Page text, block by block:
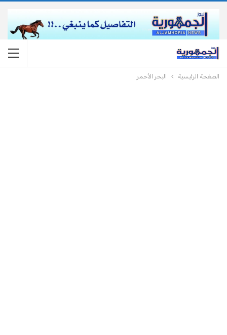
الصفحة الرئيسية البحر الأحمر